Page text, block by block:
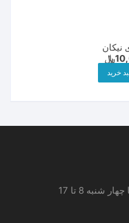
نیکان
﷼
خرید
شنبه 8 تا 17